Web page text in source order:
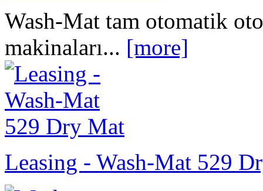
Wash-Mat tam otomatik
makinaları... [more]
Leasing - Wash-Mat 529